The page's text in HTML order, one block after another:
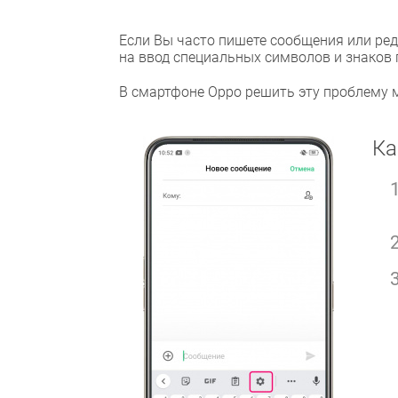
Если Вы часто пишете сообщения или
на ввод специальных символов и знаков
В смартфоне Oppo решить эту